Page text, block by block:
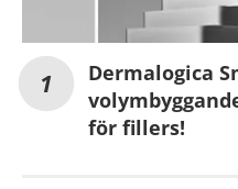
Dermalogica
för fillers!